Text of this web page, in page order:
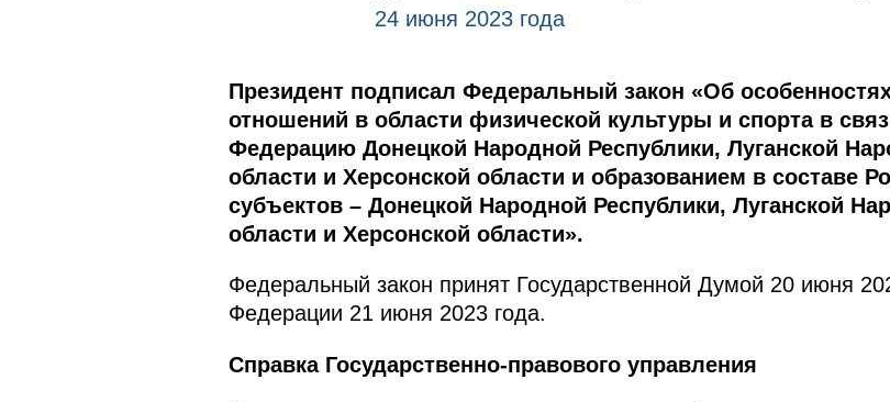
24 июня 2023 года
Президент подписал Федеральный закон «Об
отношений в области физической культуры и спорта в
Федерацию Донецкой Народной Республики, Луганской
области и Херсонской области и образованием в составе
субъектов – Донецкой Народной Республики, Луганской
области и Херсонской области».
Федеральный закон принят Государственной Думой 20 июня
Федерации 21 июня 2023 года.
Справка Государственно-правового управления